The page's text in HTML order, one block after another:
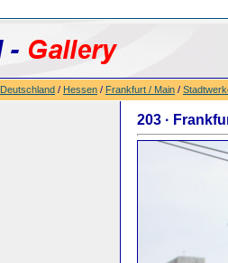
Deutschland / Hessen / Frankfurt / Main /
203 ·